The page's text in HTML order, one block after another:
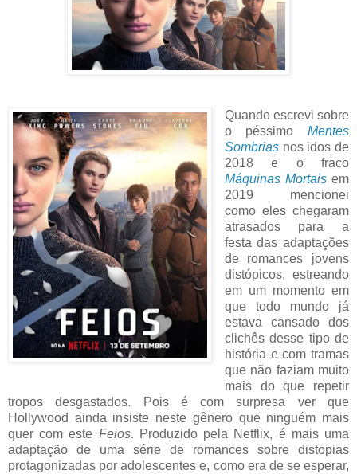
Quando escrevi sobre
o péssimo Mentes
Sombrias nos idos de
2018 e o fraco
Máquinas Mortais em
2019 mencionei
como eles chegaram
atrasados para a
festa das adaptações
de romances jovens
distópicos, estreando
em um momento em
que todo mundo já
estava cansado dos
clichês desse tipo de
história e com tramas
que não faziam muito
mais do que repetir
tropos desgastados. Pois é com surpresa ver que
Hollywood ainda insiste neste gênero que ninguém mais
quer com este Feios. Produzido pela Netflix, é mais uma
adaptação de uma série de romances sobre distopias
protagonizadas por adolescentes e, como era de se esperar,